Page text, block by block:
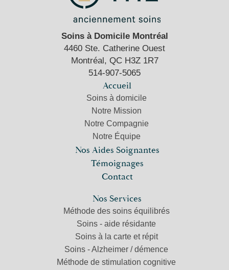
Soins à Domicile Montréal
4460 Ste. Catherine Ouest
Montréal, QC H3Z 1R7
514-907-5065
Accueil
Soins à domicile
Notre Mission
Notre Compagnie
Notre Équipe
Nos Aides Soignantes
Témoignages
Contact
Nos Services
Méthode des soins équilibrés
Soins - aide résidante
Soins à la carte et répit
Soins - Alzheimer / démence
Méthode de stimulation cognitive